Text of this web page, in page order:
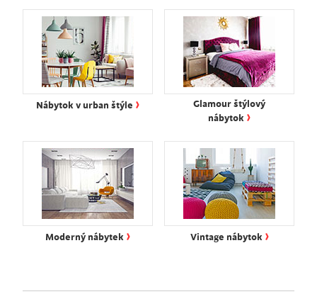
Nábytok v urban štýle ›
Glamour štýlový
nábytok ›
Moderný nábytek › Vintage nábytok ›